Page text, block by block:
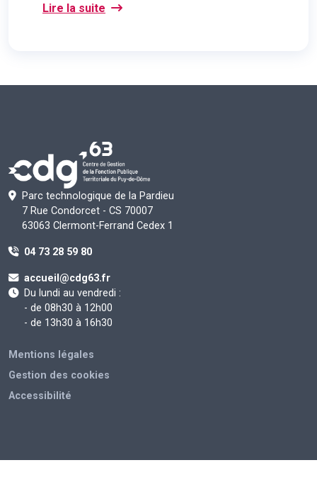
Lire la suite
Parc technologique de la Pardieu
7 Rue Condorcet - CS 70007
63063 Clermont-Ferrand Cedex 1
04 73 28 59 80
accueil@cdg63.fr
Du lundi au vendredi :
- de 08h30 à 12h00
- de 13h30 à 16h30
Mentions légales
Gestion des cookies
Accessibilité